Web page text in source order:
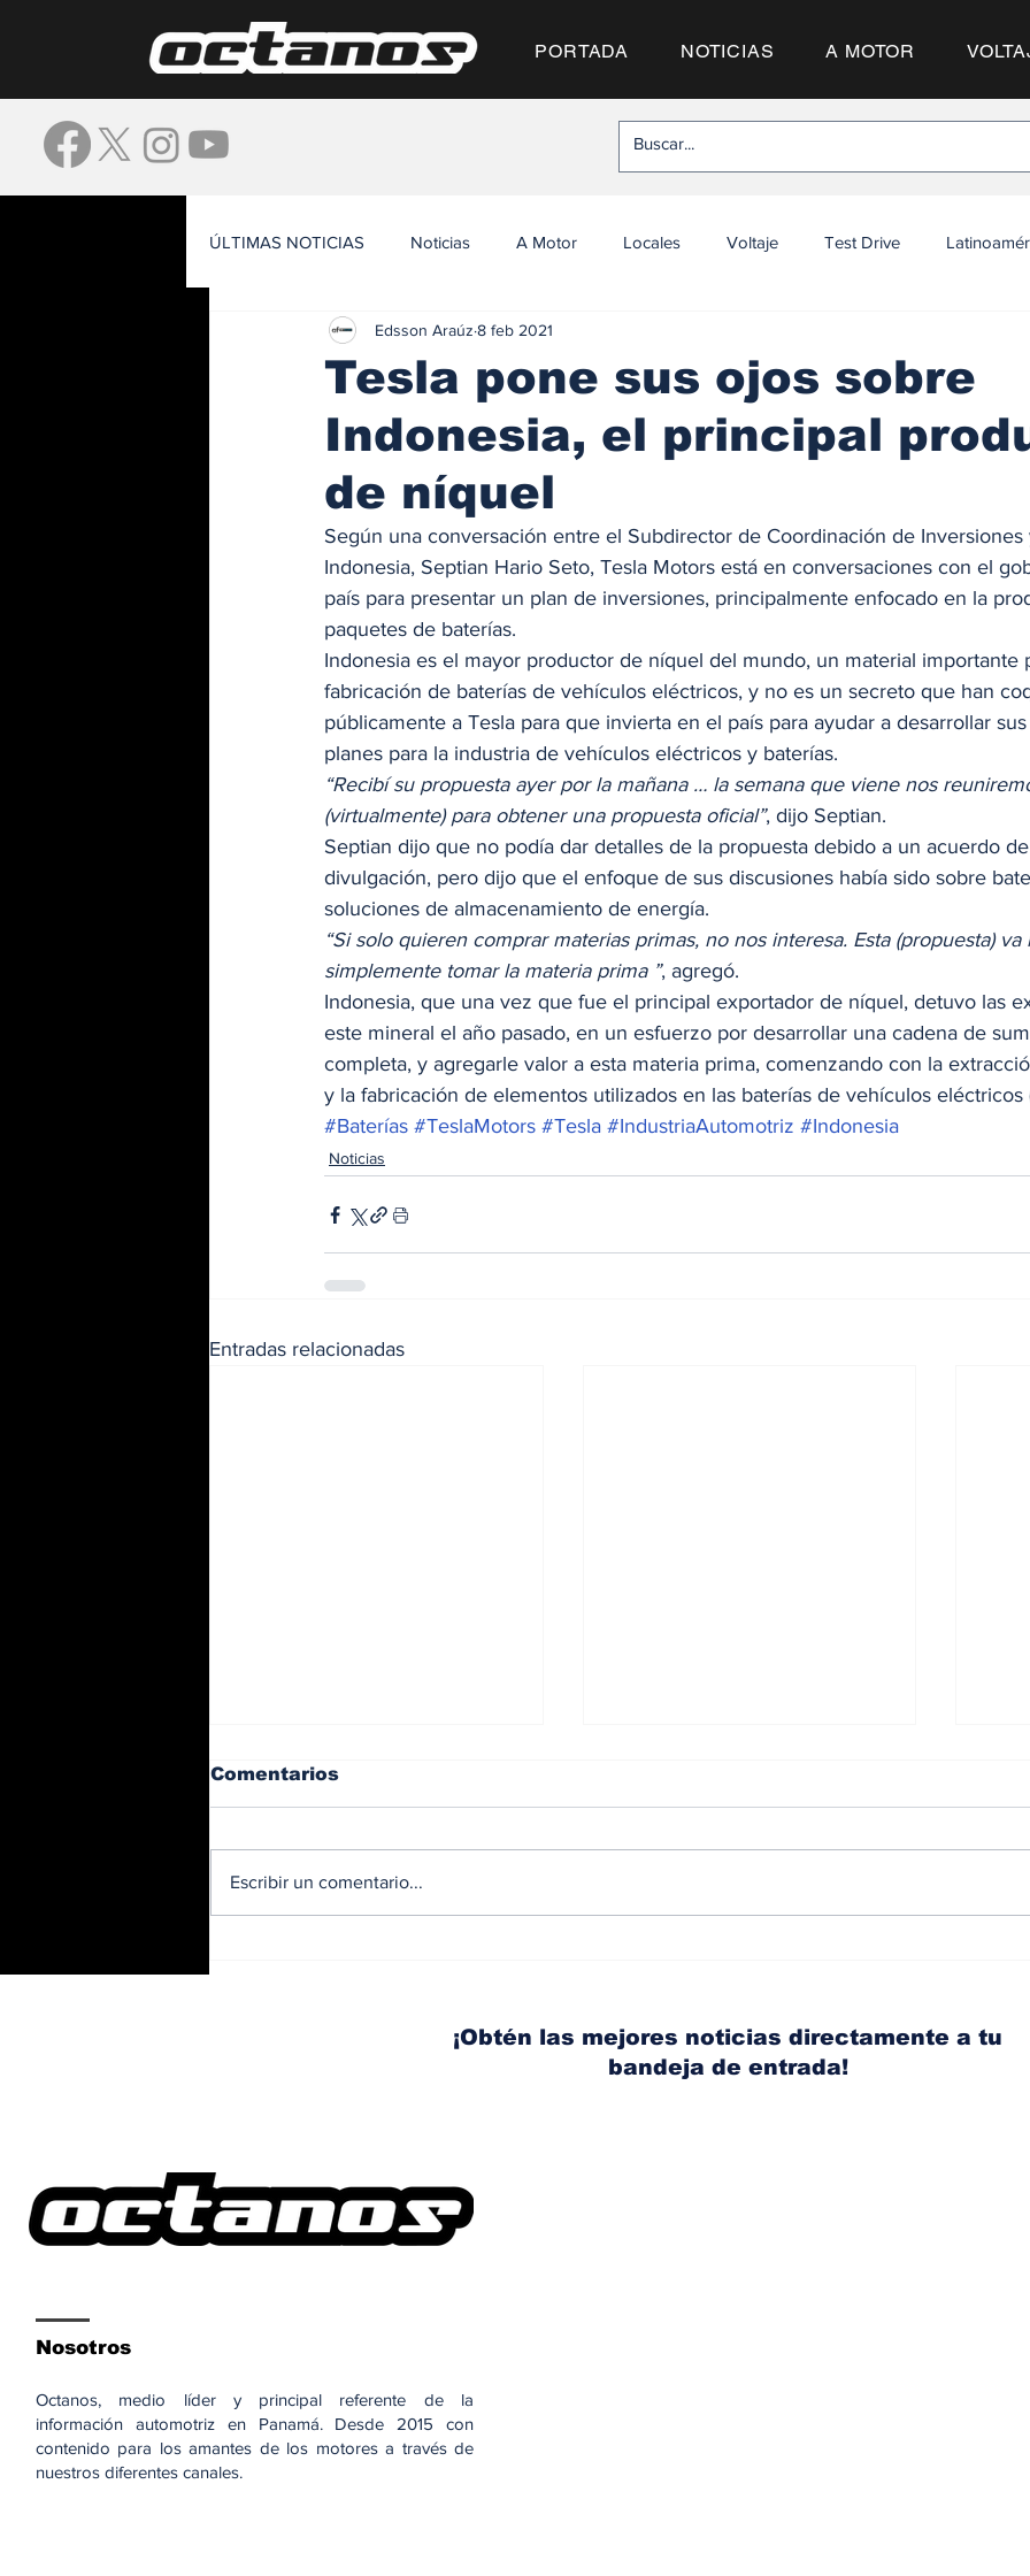
PORTADA NOTICIAS A MOTOR
ÚLTIMAS NOTICIAS Noticias A Motor Locales Voltaje Test Drive
Tesla pone sus ojos sobre
Indonesia, el principal
de níquel
Edsson Araúz 8 feb 2021
Según una conversación entre el Subdirector de Coordinación de
Indonesia, Septian Hario Seto, Tesla Motors está en conversaciones con el
país para presentar un plan de inversiones, principalmente enfocado en la
paquetes de baterías.
Indonesia es el mayor productor de níquel del mundo, un material importante
fabricación de baterías de vehículos eléctricos, y no es un secreto que han
públicamente a Tesla para que invierta en el país para ayudar a desarrollar
planes para la industria de vehículos eléctricos y baterías.
“Recibí su propuesta ayer por la mañana … la semana que viene nos
(virtualmente) para obtener una propuesta oficial”, dijo Septian.
Septian dijo que no podía dar detalles de la propuesta debido a un acuerdo
divulgación, pero dijo que el enfoque de sus discusiones había sido sobre
soluciones de almacenamiento de energía.
“Si solo quieren comprar materias primas, no nos interesa. Esta (propuesta) va
simplemente tomar la materia prima ”, agregó.
Indonesia, que una vez que fue el principal exportador de níquel, detuvo las
este mineral el año pasado, en un esfuerzo por desarrollar una cadena de
completa, y agregarle valor a esta materia prima, comenzando con la
y la fabricación de elementos utilizados en las baterías de vehículos eléctricos
#Baterías #TeslaMotors #Tesla #IndustriaAutomotriz #Indonesia
Noticias
Entradas relacionadas
Comentarios
Escribir un comentario...
¡Obtén las mejores noticias directamente a tu
bandeja de entrada!
Nosotros
Octanos, medio líder y principal referente de la
información automotriz en Panamá. Desde 2015 con
contenido para los amantes de los motores a través de
nuestros diferentes canales.